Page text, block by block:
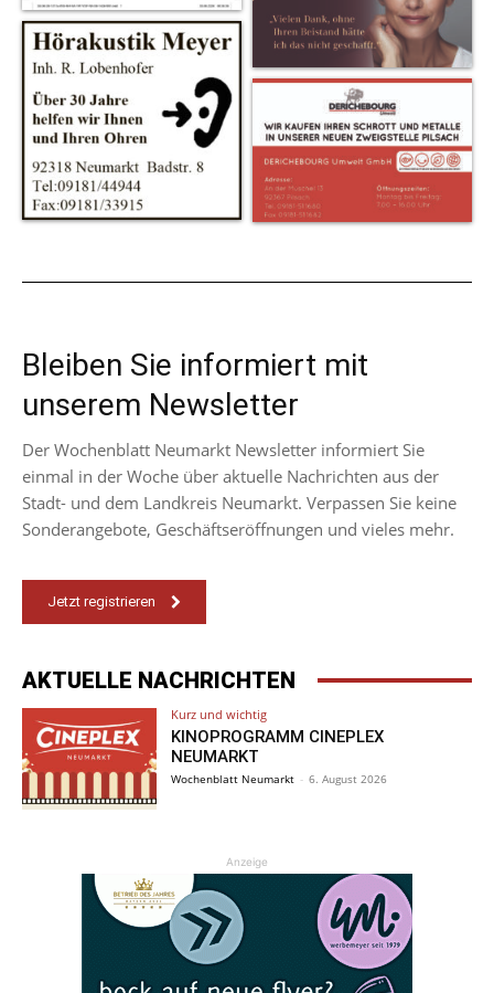
Bleiben Sie informiert mit
unserem Newsletter
Der Wochenblatt Neumarkt Newsletter informiert Sie
einmal in der Woche über aktuelle Nachrichten aus der
Stadt- und dem Landkreis Neumarkt. Verpassen Sie keine
Sonderangebote, Geschäftseröffnungen und vieles mehr.
Jetzt registrieren
AKTUELLE NACHRICHTEN
Kurz und wichtig
KINOPROGRAMM CINEPLEX
NEUMARKT
Wochenblatt Neumarkt - 6. August 2026
Anzeige